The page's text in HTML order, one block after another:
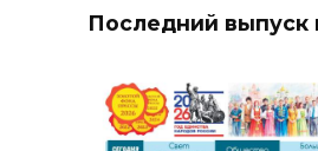
Последний выпуск